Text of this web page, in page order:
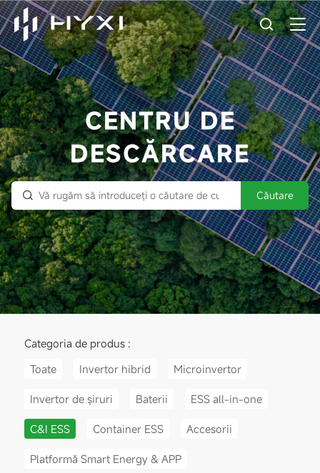
CENTRU DE
DESCĂRCARE
Căutare
Categoria de produs :
Toate
Invertor hibrid Microinvertor
Invertor de șiruri Baterii ESS all-in-one
C&I ESS Container ESS Accesorii
Platformă Smart Energy & APP